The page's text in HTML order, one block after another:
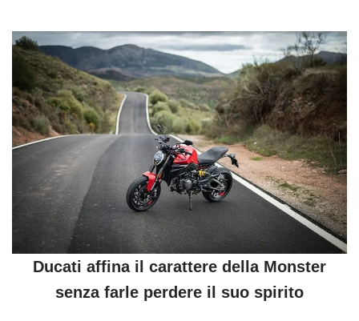
Ducati affina il carattere della Monster
senza farle perdere il suo spirito